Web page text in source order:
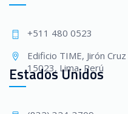
+511 480 0523
Edificio TIME, Jirón
15023, Lima, Perú
Estados Unidos